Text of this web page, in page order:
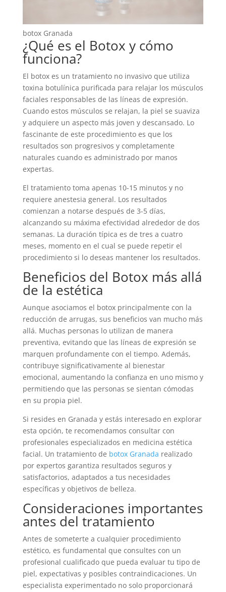
botox Granada
¿Qué es el Botox y cómo
funciona?
El botox es un tratamiento no invasivo que utiliza
toxina botulínica purificada para relajar los músculos
faciales responsables de las líneas de expresión.
Cuando estos músculos se relajan, la piel se suaviza
y adquiere un aspecto más joven y descansado. Lo
fascinante de este procedimiento es que los
resultados son progresivos y completamente
naturales cuando es administrado por manos
expertas.
El tratamiento toma apenas 10-15 minutos y no
requiere anestesia general. Los resultados
comienzan a notarse después de 3-5 días,
alcanzando su máxima efectividad alrededor de dos
semanas. La duración típica es de tres a cuatro
meses, momento en el cual se puede repetir el
procedimiento si lo deseas mantener los resultados.
Beneficios del Botox más allá
de la estética
Aunque asociamos el botox principalmente con la
reducción de arrugas, sus beneficios van mucho más
allá. Muchas personas lo utilizan de manera
preventiva, evitando que las líneas de expresión se
marquen profundamente con el tiempo. Además,
contribuye significativamente al bienestar
emocional, aumentando la confianza en uno mismo y
permitiendo que las personas se sientan cómodas
en su propia piel.
Si resides en Granada y estás interesado en explorar
esta opción, te recomendamos consultar con
profesionales especializados en medicina estética
facial. Un tratamiento de botox Granada realizado
por expertos garantiza resultados seguros y
satisfactorios, adaptados a tus necesidades
específicas y objetivos de belleza.
Consideraciones importantes
antes del tratamiento
Antes de someterte a cualquier procedimiento
estético, es fundamental que consultes con un
profesional cualificado que pueda evaluar tu tipo de
piel, expectativas y posibles contraindicaciones. Un
especialista experimentado no solo proporcionará